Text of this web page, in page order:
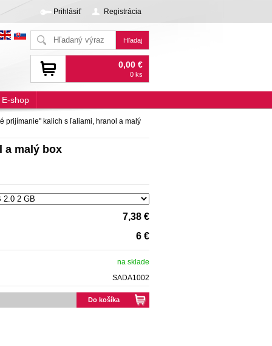
Prihlásiť Registrácia
0,00 €
0 ks
prijímanie" kalich s ľaliami, hranol a malý
a malý box
7,38 €
6 €
na sklade
SADA1002
Do košíka
E-shop